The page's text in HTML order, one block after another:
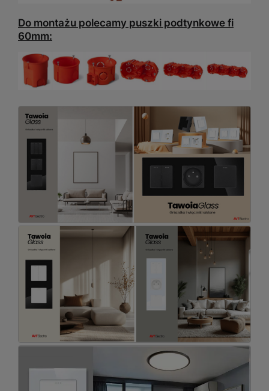
Do montażu polecamy puszki podtynkowe fi
60mm: